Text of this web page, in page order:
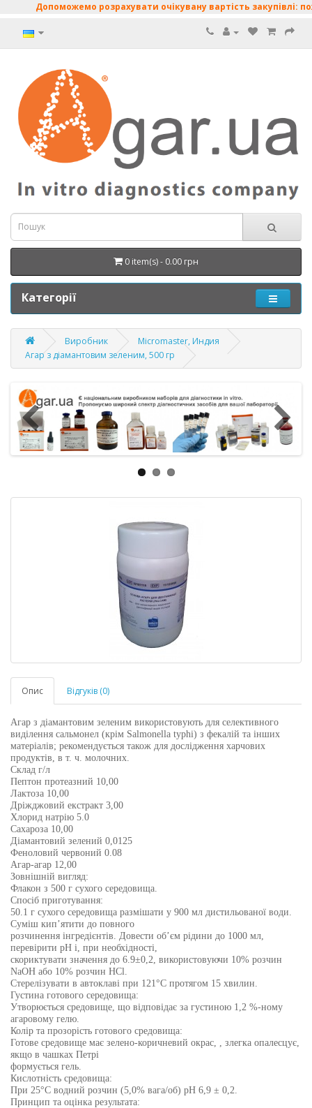
Допоможемо розрахувати очікувану вартість закупівлі:
0 item(s) - 0.00 грн
Категорії
Виробник
Micromaster, Индия
Агар з діамантовим зеленим, 500 гр
Опис Відгуків (0)
Агар з діамантовим зеленим використовують для селективного
виділення сальмонел (крім Salmonella typhi) з фекалій та інших
матеріалів; рекомендується також для дослідження харчових
продуктів, в т. ч. молочних.
Склад г/л
Пептон протеазний 10,00
Лактоза 10,00
Дріжджовий екстракт 3,00
Хлорид натрію 5.0
Сахароза 10,00
Діамантовий зелений 0,0125
Феноловий червоний 0.08
Агар-агар 12,00
Зовнішній вигляд:
Флакон з 500 г сухого середовища.
Спосіб приготування:
50.1 г сухого середовища размішати у 900 мл дистильованої води.
Суміш кип’ятити до повного
розчинення інгредієнтів. Довести об’єм рідини до 1000 мл,
перевірити рН і, при необхідності,
скориктувати значення до 6.9±0,2, використовуючи 10% розчин
NaOH або 10% розчин HCl.
Стерелізувати в автоклаві при 121°C протягом 15 хвилин.
Густина готового середовища:
Утворюється средовище, що відповідає за густиною 1,2 %-ному
агаровому гелю.
Колір та прозорість готового средовища:
Готове средовище має зелено-коричневий окрас, , злегка опалесцує,
якщо в чашках Петрі
формується гель.
Кислотність средовища:
При 25°С водний розчин (5,0% вага/об) рН 6,9 ± 0,2.
Принцип та оцінка результата: